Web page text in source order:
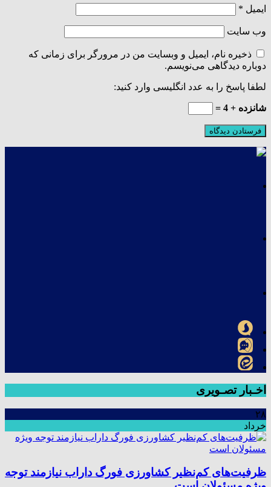
ایمیل *
وب‌ سایت
ذخیره نام، ایمیل و وبسایت من در مرورگر برای زمانی که
دوباره دیدگاهی می‌نویسم.
لطفا پاسخ را به عدد انگلیسی وارد کنید:
شانزده + 4 =
اخـبار تصـویری
۲۸
خرداد
ظرفیت‌های کم‌نظیر کشاورزی فورگ داراب نیازمند توجه